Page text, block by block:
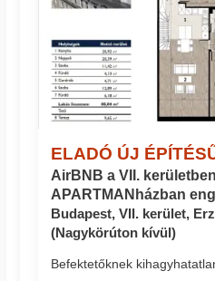
ELADÓ ÚJ
AirBNB a VII.
APARTMANházban
Budapest, VII. kerület,
(Nagykörúton kívül)
Befektetőknek